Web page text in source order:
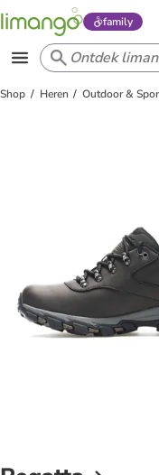
family
Shop Heren Outdoor &